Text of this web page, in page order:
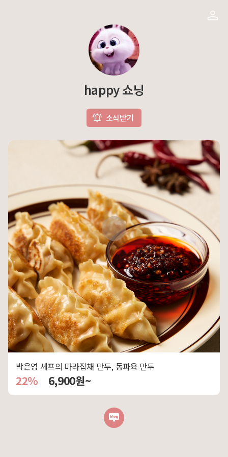
happy 쇼닝
소식받기
박은영 셰프의 마라잡채 만두, 동파육 만두
22% 6,900원~